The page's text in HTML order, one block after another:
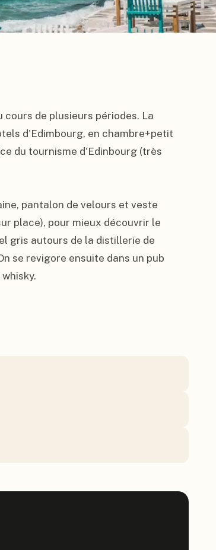
de plusieurs périodes. La
d'Edimbourg, en chambre+petit
du tournisme d'Edinbourg (très
pantalon de velours et veste
place), pour mieux découvrir le
gris autours de la distillerie de
se revigore ensuite dans un pub